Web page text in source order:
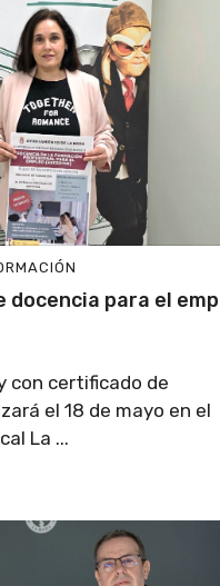
docencia para el
con certificado de
el 18 de mayo en el
La ...